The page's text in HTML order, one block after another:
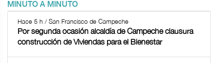
MINUTO A MINUTO
Hace 5 h / San Francisco de Campeche
Por segunda ocasión alcaldía de Campeche clausura
construcción de Viviendas para el Bienestar